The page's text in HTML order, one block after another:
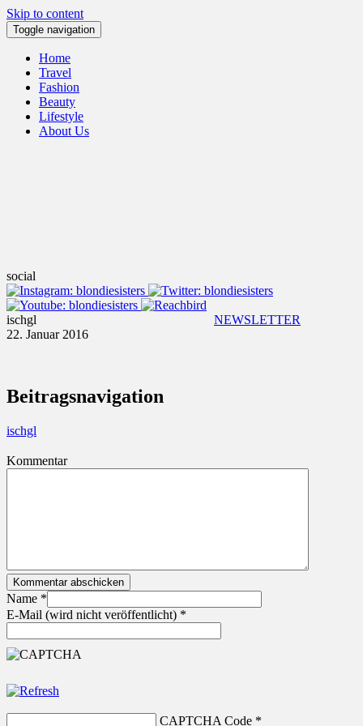
Skip to content
Toggle navigation
Home
Travel
Fashion
Beauty
Lifestyle
About Us
social
NEWSLETTER
ischgl
22. Januar 2016
Beitragsnavigation
ischgl
Kommentar
Kommentar abschicken
Name *
E-Mail (wird nicht veröffentlicht) *
CAPTCHA Code *